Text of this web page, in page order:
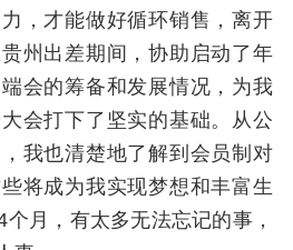
，才能做好循环销售，离开
州出差期间，协助启动了年
会的筹备和发展情况，为我
会打下了坚实的基础。从公
我也清楚地了解到会员制对
将成为我实现梦想和丰富生
月，有太多无法忘记的事，